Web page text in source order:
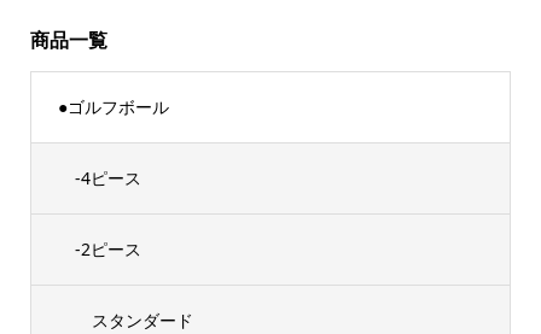
商品一覧
●ゴルフボール
-4ピース
-2ピース
スタンダード